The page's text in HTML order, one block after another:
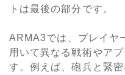
トは最後の部分です。
ARMA3では、プレイヤ
用いて異なる戦術やア
す。例えば、砲兵と緊